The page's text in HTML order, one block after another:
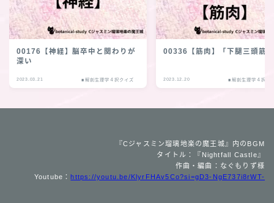
00176【神経】脳卒中と関わりが
深い
2023.03.21 ■解剖生理学４択クイズ
00336【筋肉】「下腿三頭筋
2023.12.20 ■解剖生理学４択ク
『Cジャスミン瑠璃地楽の魔王城』内のBGM
タイトル：『Nightfall Castle』
作曲・編曲：なぐもりず様
Youtube： https://youtu.be/KlyrFHAv5Co?si=gD3-NgE737i8rWT-